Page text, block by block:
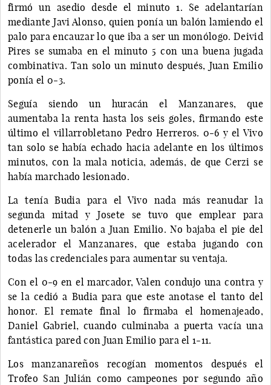
firmó un asedio desde el minuto 1. Se adelantarían
mediante Javi Alonso, quien ponía un balón lamiendo el
palo para encauzar lo que iba a ser un monólogo. Deivid
Pires se sumaba en el minuto 5 con una buena jugada
combinativa. Tan solo un minuto después, Juan Emilio
ponía el 0-3.
Seguía siendo un huracán el Manzanares, que
aumentaba la renta hasta los seis goles, firmando este
último el villarrobletano Pedro Herreros. 0-6 y el Vivo
tan solo se había echado hacia adelante en los últimos
minutos, con la mala noticia, además, de que Cerzi se
había marchado lesionado.
La tenía Budia para el Vivo nada más reanudar la
segunda mitad y Josete se tuvo que emplear para
detenerle un balón a Juan Emilio. No bajaba el pie del
acelerador el Manzanares, que estaba jugando con
todas las credenciales para aumentar su ventaja.
Con el 0-9 en el marcador, Valen condujo una contra y
se la cedió a Budia para que este anotase el tanto del
honor. El remate final lo firmaba el homenajeado,
Daniel Gabriel, cuando culminaba a puerta vacía una
fantástica pared con Juan Emilio para el 1-11.
Los manzanareños recogían momentos después el
Trofeo San Julián como campeones por segundo año